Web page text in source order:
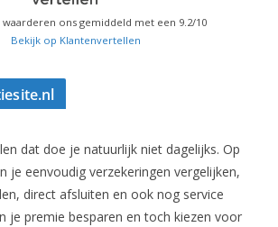
waarderen ons gemiddeld met een 9.2/10
Bekijk op Klantenvertellen
dat doe je natuurlijk niet dagelijks. Op
je eenvoudig verzekeringen vergelijken,
direct afsluiten en ook nog service
je premie besparen en toch kiezen voor